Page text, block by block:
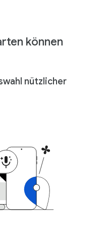
können
nützlicher